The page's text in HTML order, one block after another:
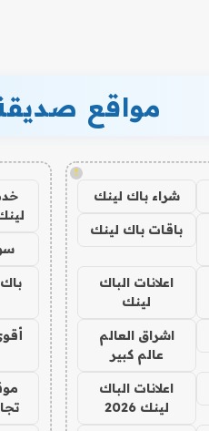
مواقع
!
شراء باك لينك
باقات باك لينك
اعلانات الباك
لينك
اشراق العالم
عالم كبير
اعلانات الباك
لينك 2026